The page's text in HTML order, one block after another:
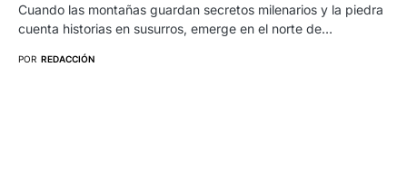
Cuando las montañas guardan secretos milenarios y la piedra
cuenta historias en susurros, emerge en el norte de…
POR REDACCIÓN